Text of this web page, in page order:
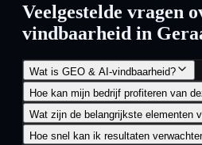
Veelgestelde vragen
vindbaarheid in
Wat is GEO & AI-vindbaarheid?
Hoe kan mijn bedrijf profiteren van
Wat zijn de belangrijkste elementen
Hoe snel kan ik resultaten